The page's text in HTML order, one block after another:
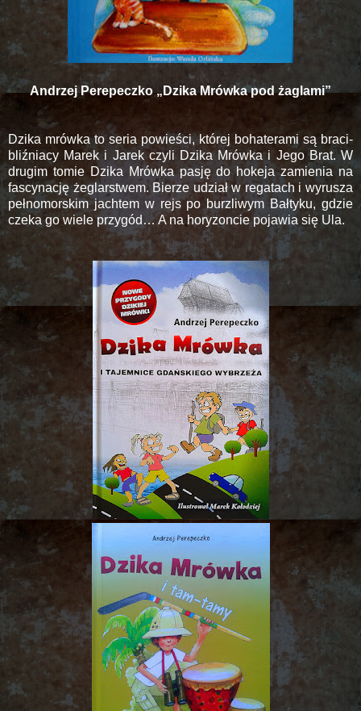
Andrzej Perepeczko „Dzika Mrówka pod żaglami”
Dzika mrówka to seria powieści, której bohaterami są braci-
bliźniacy Marek i Jarek czyli Dzika Mrówka i Jego Brat. W
drugim tomie Dzika Mrówka pasję do hokeja zamienia na
fascynację żeglarstwem. Bierze udział w regatach i wyrusza
pełnomorskim jachtem w rejs po burzliwym Bałtyku, gdzie
czeka go wiele przygód… A na horyzoncie pojawia się Ula.